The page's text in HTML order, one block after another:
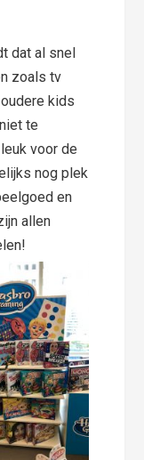
dat al snel
zoals tv
kids
te
voor de
nog plek
en
allen